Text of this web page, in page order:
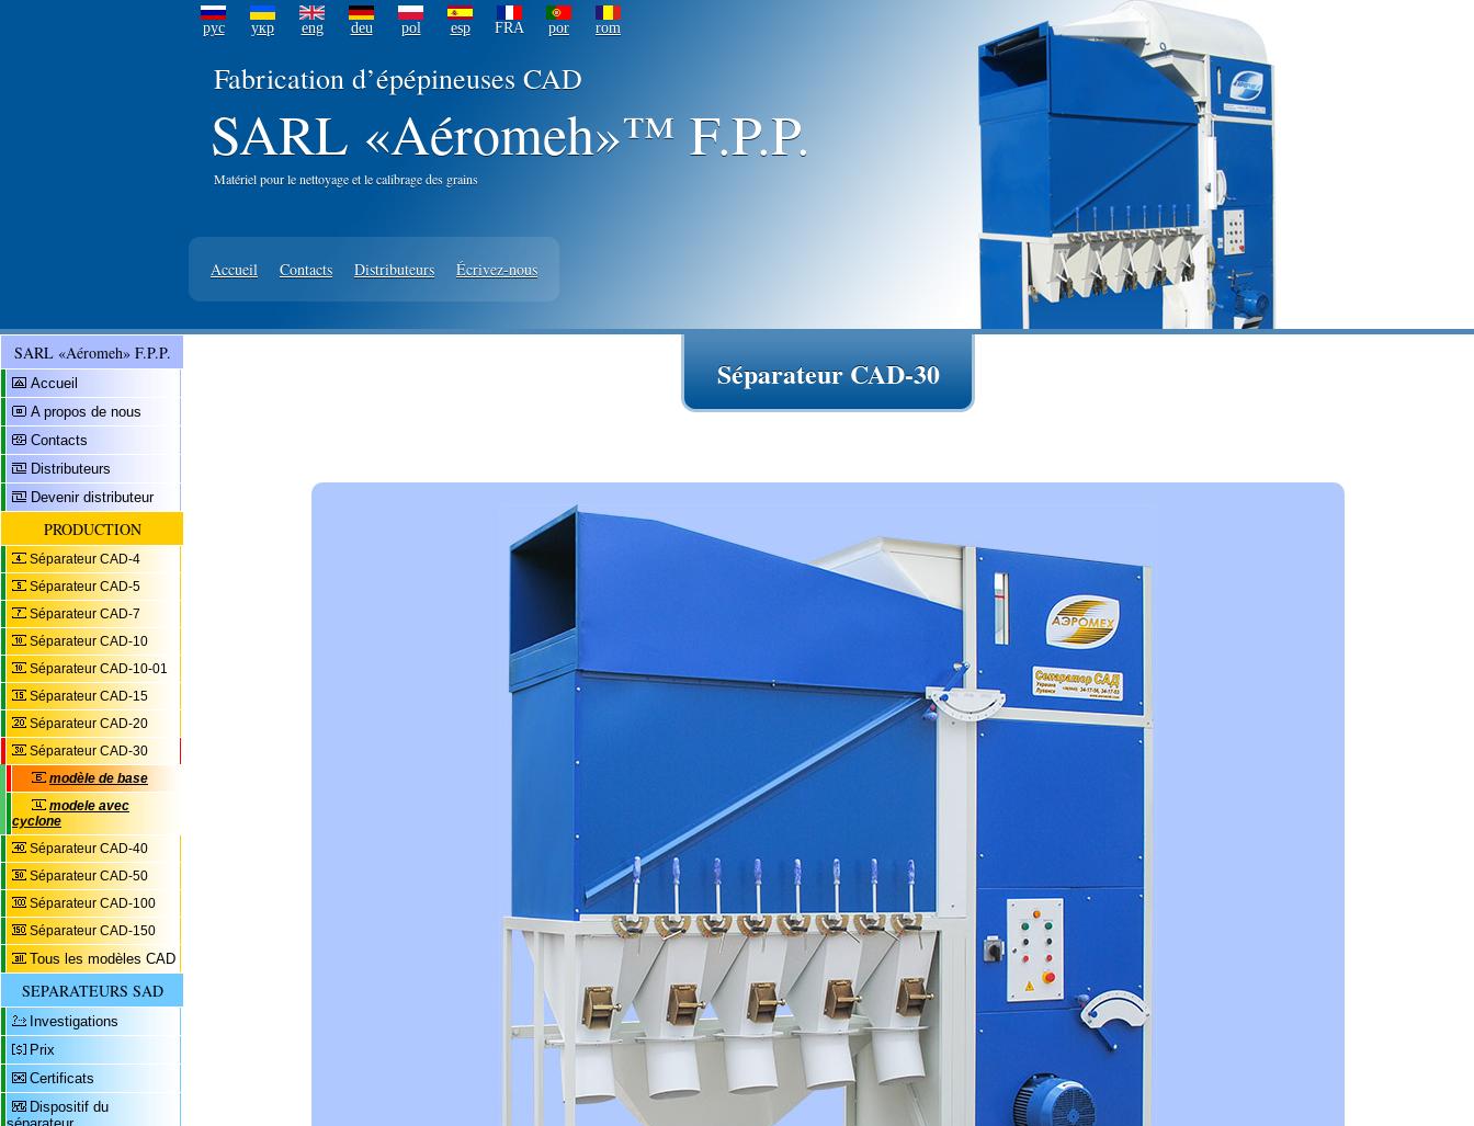
рус укр eng deu pol esp FRA por rom
Fabrication d’épépineuses CAD
SARL «Aéromeh»™ F.P.P.
Matériel pour le nettoyage et le calibrage des grains
Accueil Contacts Distributeurs Écrivez-nous
SARL «Aéromeh» F.P.P.
Accueil
A propos de nous
Contacts
Distributeurs
Devenir distributeur
PRODUCTION
Séparateur CAD-4
Séparateur CAD-5
Séparateur CAD-7
Séparateur CAD-10
Séparateur CAD-10-01
Séparateur CAD-15
Séparateur CAD-20
Séparateur CAD-30
modèle de base
modele avec
cyclone
Séparateur CAD-40
Séparateur CAD-50
Séparateur CAD-100
Séparateur CAD-150
Tous les modèles CAD
SEPARATEURS SAD
Investigations
Prix
Certificats
Dispositif du
Séparateur CAD-30